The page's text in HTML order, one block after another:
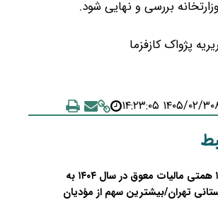
بررسی و نهایی شود.
پژواک کازفزما
۱۴۰۵/۰۲/۳۰ ۱۴:۲۳:۰۵
وصول ۱۳۹ همتی مالیات معوق در سال ۱۴۰۴ به
تهران/بیشترین سهم از مؤدیان